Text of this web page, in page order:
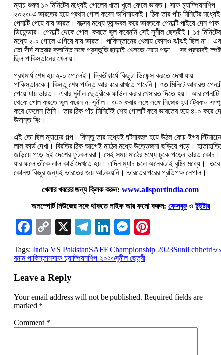
ম্যাচ শুরুর ১০ মিনিটের মধ্যেই গোলের খাতা খুলে ফেলে ভারত। সাফ চ্যাম্পিয়নশিপ
২০২৩-এ ভারতের হয়ে প্রথম গোল করেন অধিনায়কই। ঠিক তার পাঁচ মিনিটের মধ্যেই
পেনাল্টি পেয়ে যায় ভারত। বক্সের মধ্যে হ্যান্ডবল করে ভারতকে পেনাল্টি পাইয়ে দেন পাক
ডিফেন্ডার। পেনাল্টি থেকে গোল করতে ভুল করেননি সেই সুনীল ছেত্রীই। ১৫ মিনিটের
মধ্যে ২-০ গোলে এগিয়ে যায় ভারত। পাকিস্তানের খেলায় কোনও ঝাঁঝই ছিল না।
তো দীর্ঘ যাত্রার ক্লান্তি সঙ্গে প্রস্তুতি ছাড়াই খেলতে নেমে পড়া— সব প্রভাবই স্পষ্ট
ছিল পাকিস্তানের খেলায়।
প্রথমার্ধ শেষ হয় ২-০ গোলেই। দ্বিতীয়ার্ধে কিছুটা ডিফেন্স করতে দেখা যায়
পাকিস্তানকে। কিন্তু শেষ পর্যন্ত আর ধরে রাখতে পারেনি। ৭৩ মিনিটে আবারও
পেয়ে যায় ভারত। এবার সুনীল ছেত্রীকে ফাউল করার খেসারত দিতে হয়। আর পেনাল্টি
থেকে গোল করতে ভুল করেন না সুনীল। ৩-০ করার সঙ্গে সঙ্গে নিজের হ্যাটট্রিকও
করে ফেলেন তিনি। তার ঠিক পাঁচ মিনিটেই শেষ গোলটি করে ভারতের হয়ে ৪-০ করে
উদান্ত সিং।
এই তো ছিল ম্যাচের গল্প। কিন্তু তার মধ্যেই ঘটনাবহুল হয়ে উঠল কোচ ইগর
লাল কার্ড দেখা। বিরতির ঠিক আগেই মাঠের মধ্যে উত্তেজনা ছড়িয়ে পড়ে।
জড়িয়ে পড়ে দুই দেশের ফুটবলাররা। সেই সময় মাঠের মধ্যে ঢুকে পড়েন ভারত কোচ।
যার ফলে তাঁকে লাল কার্ড দেখতে হয়। এদিন ম্যাচ চলে অনেকটাই বৃষ্টির মধ্যে। তবে
কোনও কিছুর জন্যই ভারতের জয় আটকায়নি। ভারতের পরের প্রতিপক্ষ নেপাল।
খেলার খবরের জন্য ক্লিক করুন: www.allsportindia.com
অলস্পোর্ট নিউজের সঙ্গে থাকতে লাইক আর ফলো করুন: ফেসবুকওটুইটার
Facebook
Copy
Link
X Telegram
LinkedIn
Messenger
Tags: India VS PakistanSAFF Championship 2023Sunil chhetri
বনাম পাকিস্তানসাফ চ্যাম্পিয়নশিপ ২০২৩সুনীল ছেত্রী
Leave a Reply
Your email address will not be published. Required fields are
marked *
Comment *